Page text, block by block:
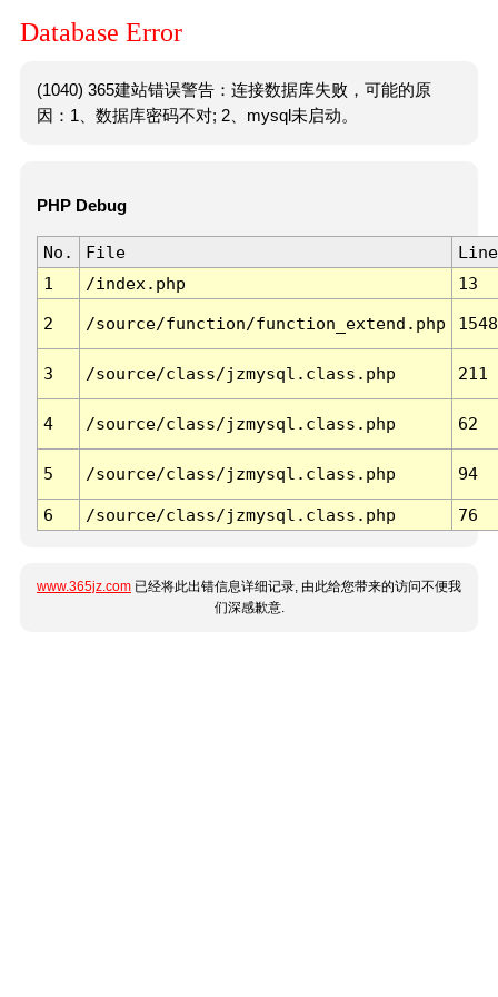
Database Error
(1040) 365建站错误警告：连接数据库失败，可能的原
因：1、数据库密码不对; 2、mysql未启动。
PHP Debug
No. File
Line
1
/index.php 13
2 /source/function/function_extend.php 1548
3 /source/class/jzmysql.class.php 211
4 /source/class/jzmysql.class.php 62
5 /source/class/jzmysql.class.php 94
6 /source/class/jzmysql.class.php 76
www.365jz.com 已经将此出错信息详细记录, 由此给您带来的访问不便我
们深感歉意.